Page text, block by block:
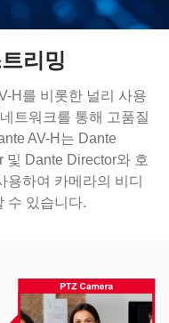
리밍
H를 비롯한 널리 사용
트워크를 통해 고품질
AV-H는 Dante
및 Dante Director와 호
용하여 카메라의 비디
수 있습니다.